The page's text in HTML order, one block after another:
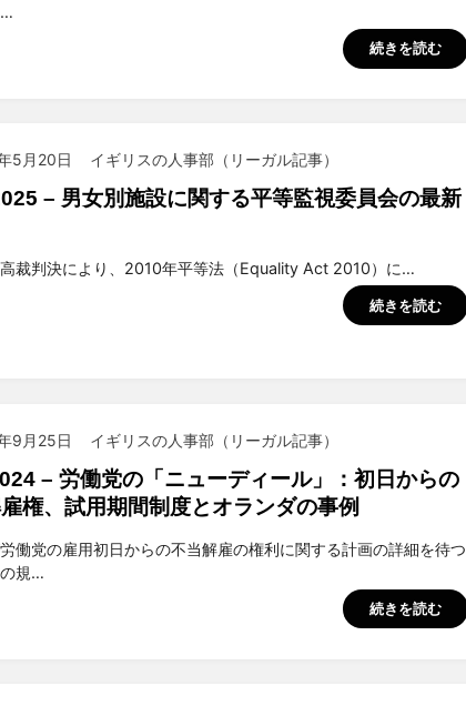
…
続きを読む
5月20日 イギリスの人事部（リーガル記事）
– 男女別施設に関する平等監視委員会の最新
tsuchiya
裁判決により、2010年平等法（Equality Act 2010）に…
続きを読む
9月25日 イギリスの人事部（リーガル記事）
– 労働党の「ニューディール」：初日からの
権、試用期間制度とオランダの事例
tsuchiya
働党の雇用初日からの不当解雇の権利に関する計画の詳細を待つ
規…
続きを読む